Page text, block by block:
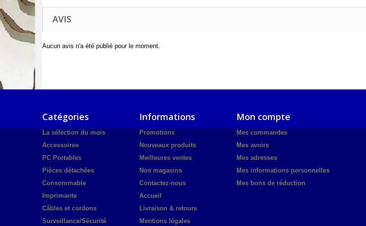
AVIS
Aucun avis n'a été publié pour le moment.
Catégories
La sélection du mois
Accessoires
PC Portables
Pièces détachées
Consommable
Imprimante
Câbles et cordons
Surveillance/Sécurité
Informations
Promotions
Nouveaux produits
Meilleures ventes
Nos magasins
Contactez-nous
Accueil
Livraison & retours
Mentions légales
Mon compte
Mes commandes
Mes avoirs
Mes adresses
Mes informations personnelles
Mes bons de réduction